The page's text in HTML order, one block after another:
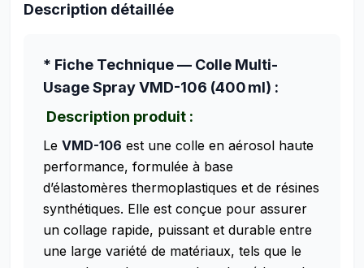
Description détaillée
* Fiche Technique — Colle Multi-
Usage Spray VMD-106 (400 ml) :
Description produit :
Le VMD-106 est une colle en aérosol haute
performance, formulée à base
d’élastomères thermoplastiques et de résines
synthétiques. Elle est conçue pour assurer
un collage rapide, puissant et durable entre
une large variété de matériaux, tels que le